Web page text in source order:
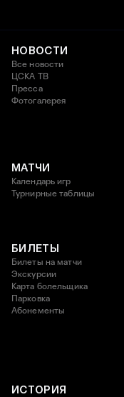
НОВОСТИ
Все новости
ЦСКА ТВ
Пресса
Фотогалерея
МАТЧИ
Календарь игр
Турнирные таблицы
БИЛЕТЫ
Билеты на матчи
Экскурсии
Карта болельщика
Парковка
Абонементы
ИСТОРИЯ